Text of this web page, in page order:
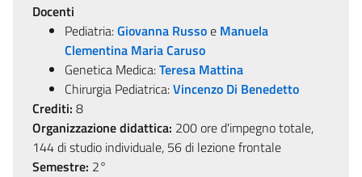
Docenti
Pediatria:Giovanna Russoe Manuela
Clementina Maria Caruso
Genetica Medica:Teresa Mattina
Chirurgia Pediatrica:Vincenzo Di Benedetto
Crediti: 8
Organizzazione didattica: 200 ore d'impegno totale,
144 di studio individuale, 56 di lezione frontale
Semestre: 2°